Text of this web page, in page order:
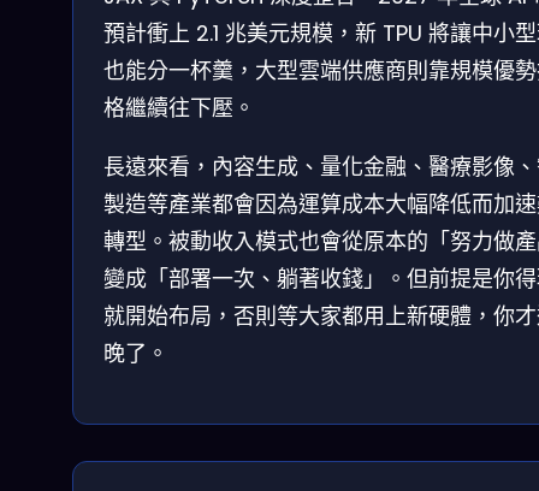
預計衝上 2.1 兆美元規模，新 TPU 將讓中小
也能分一杯羹，大型雲端供應商則靠規模優
格繼續往下壓。
長遠來看，內容生成、量化金融、醫療影像
製造等產業都會因為運算成本大幅降低而加
轉型。被動收入模式也會從原本的「努力做
變成「部署一次、躺著收錢」。但前提是你
就開始布局，否則等大家都用上新硬體，你
晚了。